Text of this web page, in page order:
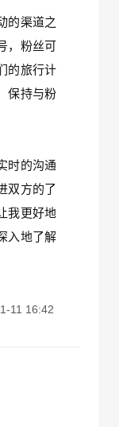
的渠道之
，粉丝可
的旅行计
保持与粉
时的沟通
双方的了
我更好地
入地了解
11 16:42